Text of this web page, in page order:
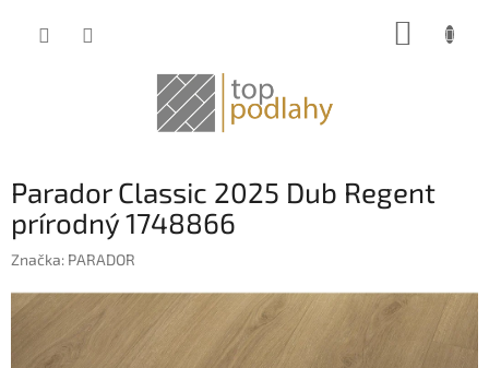
Parador Classic 2025 Dub Regent
prírodný 1748866
Značka: PARADOR